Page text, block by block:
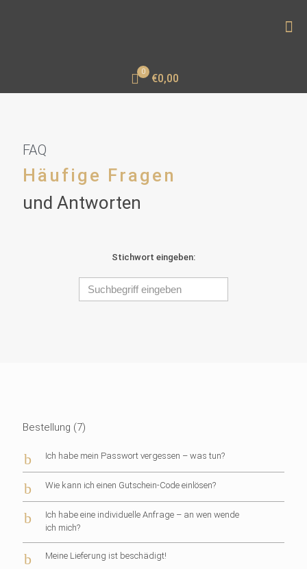
0
€0,00
FAQ
Häufige Fragen
und Antworten
Stichwort eingeben:
Bestellung (7)
b Ich habe mein Passwort vergessen – was tun?
b Wie kann ich einen Gutschein-Code einlösen?
b
Ich habe eine individuelle Anfrage – an wen wende
ich mich?
b Meine Lieferung ist beschädigt!